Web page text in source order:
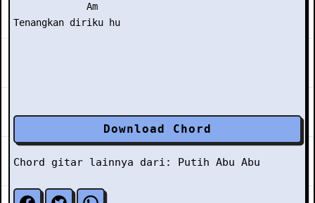
             Am
Download Chord
Chord gitar lainnya dari: Putih Abu Abu